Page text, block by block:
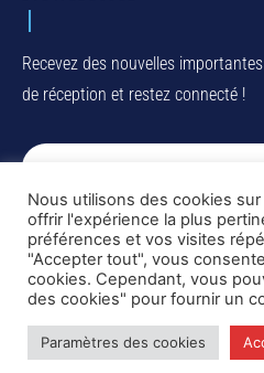
Recevez des nouvelles
de réception et restez connecté !
I've read and accept thePrivacy Policy.
Copyright ©
Nous utilisons des cookies
offrir l'expérience la plus
préférences et vos visites
"Accepter tout", vous
cookies. Cependant, vous
des cookies" pour fournir un
Paramètres des cookies